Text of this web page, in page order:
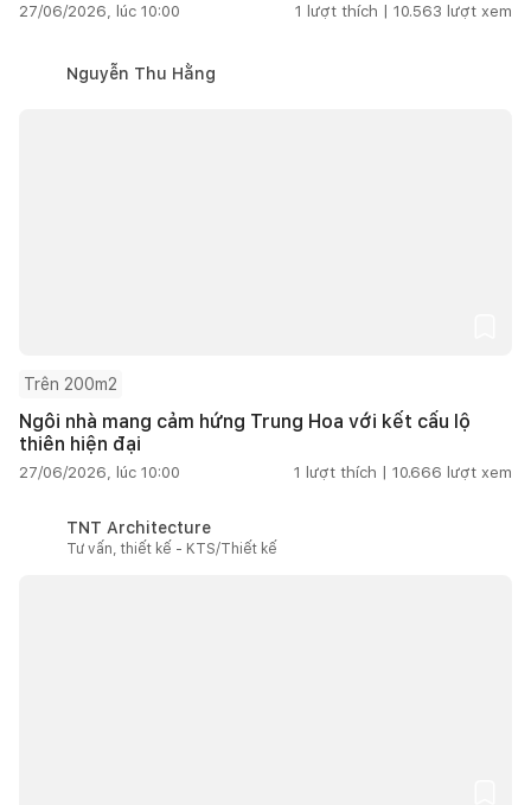
27/06/2026, lúc 10:00 1 lượt thích | 10.563 lượt xem
Nguyễn Thu Hằng
Trên 200m2
Ngôi nhà mang cảm hứng Trung Hoa với kết cấu lộ
thiên hiện đại
27/06/2026, lúc 10:00 1 lượt thích | 10.666 lượt xem
TNT Architecture
Tư vấn, thiết kế - KTS/Thiết kế